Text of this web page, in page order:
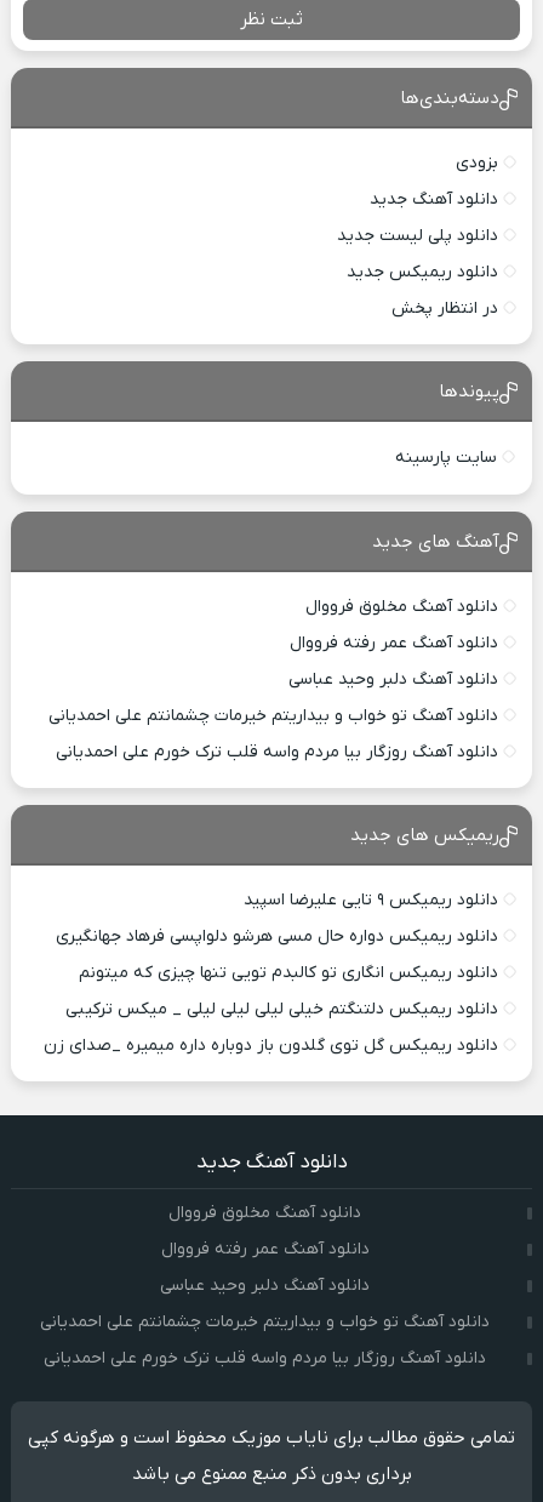
ثبت نظر
دسته‌بندی‌ها
بزودی
دانلود آهنگ جدید
دانلود پلی لیست جدید
دانلود ریمیکس جدید
در انتظار پخش
پیوندها
سایت پارسینه
آهنگ های جدید
دانلود آهنگ مخلوق فرووال
دانلود آهنگ عمر رفته فرووال
دانلود آهنگ دلبر وحید عباسی
دانلود آهنگ تو خواب و بیداریتم خیرمات چشمانتم علی احمدیانی
دانلود آهنگ روزگار بیا مردم واسه قلب ترک خورم علی احمدیانی
ریمیکس های جدید
دانلود ریمیکس ۹ تایی علیرضا اسپید
دانلود ریمیکس دواره حال مسی هرشو دلواپسی فرهاد جهانگیری
دانلود ریمیکس انگاری تو کالبدم تویی تنها چیزی که میتونم
دانلود ریمیکس دلتنگتم خیلی لیلی لیلی لیلی _ میکس ترکیبی
دانلود ریمیکس گل توی گلدون باز دوباره داره میمیره _صدای زن
دانلود آهنگ جدید
دانلود آهنگ مخلوق فرووال
دانلود آهنگ عمر رفته فرووال
دانلود آهنگ دلبر وحید عباسی
دانلود آهنگ تو خواب و بیداریتم خیرمات چشمانتم علی احمدیانی
دانلود آهنگ روزگار بیا مردم واسه قلب ترک خورم علی احمدیانی
تمامی حقوق مطالب برای نایاب موزیک محفوظ است و هرگونه کپی
برداری بدون ذکر منبع ممنوع می باشد